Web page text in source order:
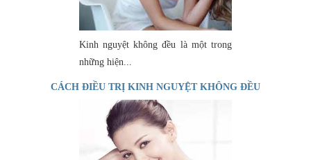
Kinh nguyệt không đều là một trong
những hiện...
CÁCH ĐIỀU TRỊ KINH NGUYỆT KHÔNG ĐỀU